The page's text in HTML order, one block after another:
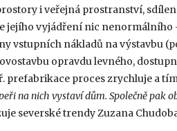
i veřejná prostranství,
vyjádření nic nenormálního
vstupních nákladů na výstavbu
opravdu levného,
prefabrikace proces zrychluje a
na nich vystaví dům. Společně pak
severské trendy Zuzana